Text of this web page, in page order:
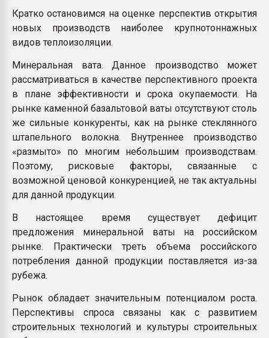
Кратко остановимся на оценке перспектив открытия
новых производств наиболее крупнотоннажных
видов теплоизоляции.
Минеральная вата. Данное производство может
рассматриваться в качестве перспективного проекта
в плане эффективности и срока окупаемости. На
рынке каменной базальтовой ваты отсутствуют столь
же сильные конкуренты, как на рынке стеклянного
штапельного волокна. Внутреннее производство
«размыто» по многим небольшим производствам.
Поэтому, рисковые факторы, связанные с
возможной ценовой конкуренцией, не так актуальны
для данной продукции.
В настоящее время существует дефицит
предложения минеральной ваты на российском
рынке. Практически треть объема российского
потребления данной продукции поставляется из-за
рубежа.
Рынок обладает значительным потенциалом роста.
Перспективы спроса связаны как с развитием
строительных технологий и культуры строительных